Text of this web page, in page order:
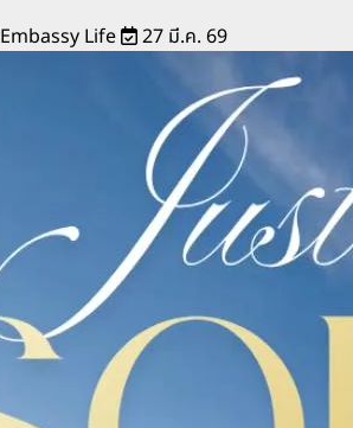
Embassy Life 27 มี.ค. 69